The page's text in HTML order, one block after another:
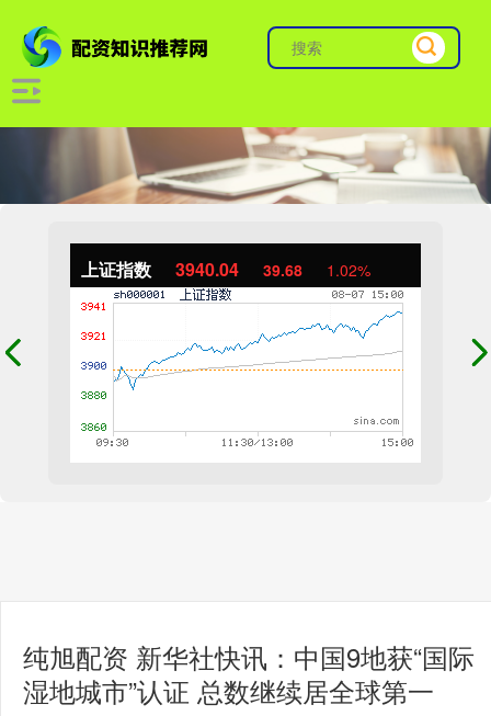
上证指数 3940.04 39.68 1.02%
纯旭配资 新华社快讯：中国9地获“国际
湿地城市”认证 总数继续居全球第一